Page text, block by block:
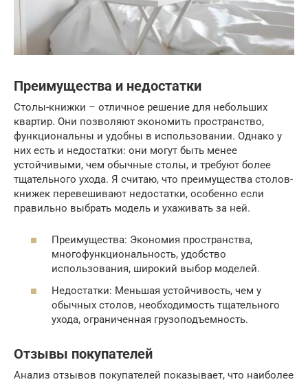
Преимущества и недостатки
Столы-книжки – отличное решение для небольших
квартир. Они позволяют экономить пространство,
функциональны и удобны в использовании. Однако у
них есть и недостатки: они могут быть менее
устойчивыми, чем обычные столы, и требуют более
тщательного ухода. Я считаю, что преимущества столов-
книжек перевешивают недостатки, особенно если
правильно выбрать модель и ухаживать за ней.
Преимущества: Экономия пространства,
многофункциональность, удобство
использования, широкий выбор моделей.
Недостатки: Меньшая устойчивость, чем у
обычных столов, необходимость тщательного
ухода, ограниченная грузоподъемность.
Отзывы покупателей
Анализ отзывов покупателей показывает, что наиболее